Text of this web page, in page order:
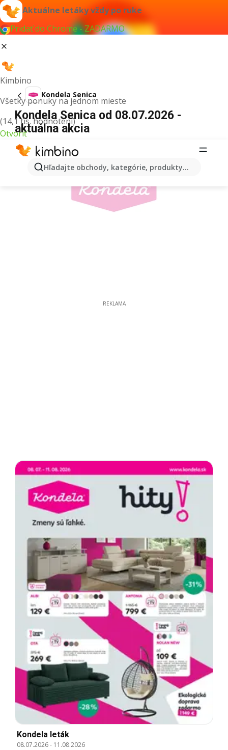
Aktuálne letáky vždy po ruke
Pridať do Chrome - ZADARMO
Kimbino
Všetky ponuky na jednom mieste
(14,1 tis. hodnotení)
Otvoriť
Hľadajte obchody, kategórie, produkty...
Kondela Senica
Kondela Senica od 08.07.2026 -
aktuálna akcia
REKLAMA
Kondela leták
08.07.2026- 11.08.2026